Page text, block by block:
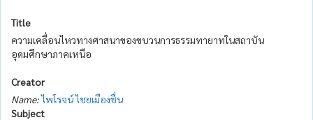
Title
ความเคลื่อนไหวทางศาสนาของขบวนการธรรมทายาทในสถาบัน
อุดมศึกษาภาคเหนือ
Creator
Name:ไพโรจน์ ไชยเมืองชื่น
Subject